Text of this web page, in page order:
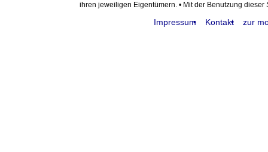
ihren jeweiligen Eigentümern. • Mit der Benutzung
Impressum Kontakt zur